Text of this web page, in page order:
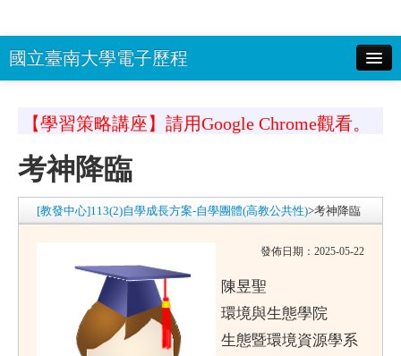
國立臺南大學電子歷程
示密碼 驗證碼： 登入
南大首頁
回EP首頁
【學習策略講座】請用Google Chrome觀看。
考神降臨
[教發中心]113(2)自學成長方案-自學團體(高教公共性)>考神降臨
發佈日期：2025-05-22
陳昱聖
環境與生態學院
生態暨環境資源學系